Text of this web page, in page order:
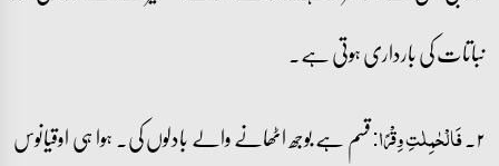
نباتات کی بارداری ہوتی ہے۔
۲۔ فَالۡحٰمِلٰتِ وِقۡرًا:قسم ہے بوجھ اٹھانے والے بادلوں کی۔ ہوا ہی اوقیانوس